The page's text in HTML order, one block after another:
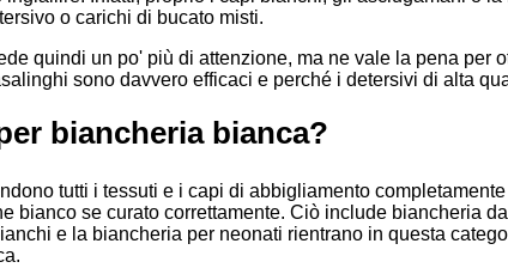
o carichi di bucato misti.
quindi un po' più di attenzione, ma ne vale la pena
sono davvero efficaci e perché i detersivi di alta
biancheria bianca?
tutti i tessuti e i capi di abbigliamento
bianco se curato correttamente. Ciò include biancheria
e la biancheria per neonati rientrano in questa